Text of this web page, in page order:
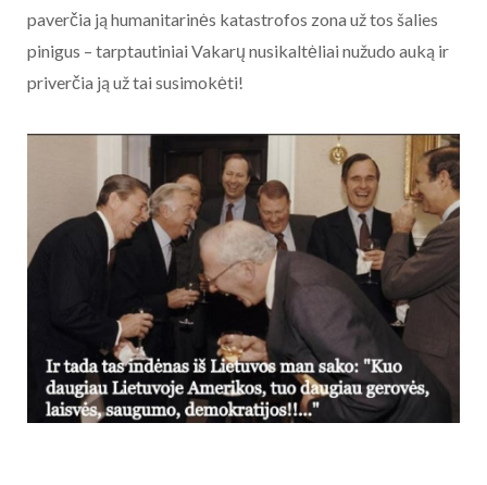
paverčia ją humanitarinės katastrofos zona už tos šalies
pinigus – tarptautiniai Vakarų nusikaltėliai nužudo auką ir
priverčia ją už tai susimokėti!